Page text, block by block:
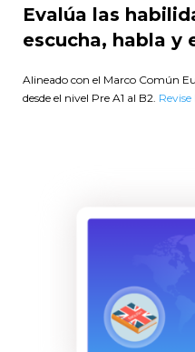
Evalúa las
escucha, habla y
Alineado con el Marco Común
desde el nivel Pre A1 al B2.